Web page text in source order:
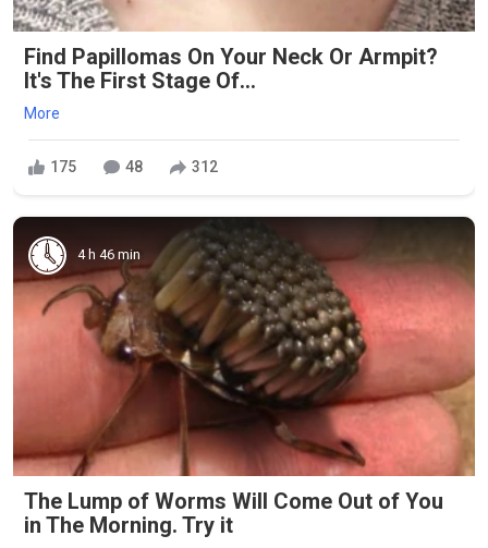
Find Papillomas On Your Neck Or Armpit?
It's The First Stage Of...
More
175 48 312
4 h 46 min
The Lump of Worms Will Come Out of You
in The Morning. Try it